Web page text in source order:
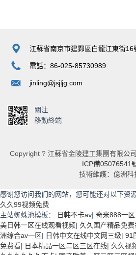
江蘇省南京市建鄴區白龍江東街
電話：86-025-85730989
jinling@jsjljg.com
關注
移動終端
Copyright ? 江蘇省金陵建工集團有限公
ICP備05076541
技術維護：億洲科
感谢您访问我们的网站，您可能还对以下资源
久久99视频免费
主站蜘蛛池模板：
日韩不卡av| 奇米888一
美日韩一区在线观看视频| 久久国产精品免费
洲综合av一区| 日韩中文在线中文网三级| 91
免费看| 日本精品一区二区三区在线| 久久视